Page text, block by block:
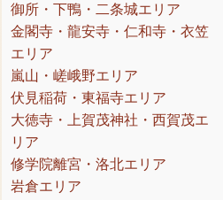
御所・下鴨・二条城エリア
金閣寺・龍安寺・仁和寺・衣笠
エリア
嵐山・嵯峨野エリア
伏見稲荷・東福寺エリア
大徳寺・上賀茂神社・西賀茂エ
リア
修学院離宮・洛北エリア
岩倉エリア